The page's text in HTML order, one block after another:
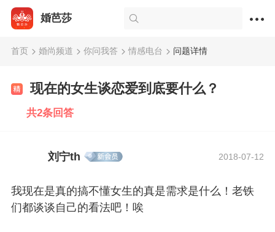
婚芭莎
首页 婚尚频道 你问我答 情感电台 问题详情
现在的女生谈恋爱到底要什么？
共2条回答
刘宁th 2018-07-12
我现在是真的搞不懂女生的真是需求是什么！老铁
们都谈谈自己的看法吧！唉